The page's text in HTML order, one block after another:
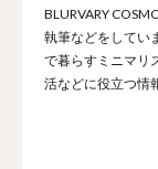
BLURVARY
執筆などをしてい
で暮らすミニマリ
活などに役立つ情